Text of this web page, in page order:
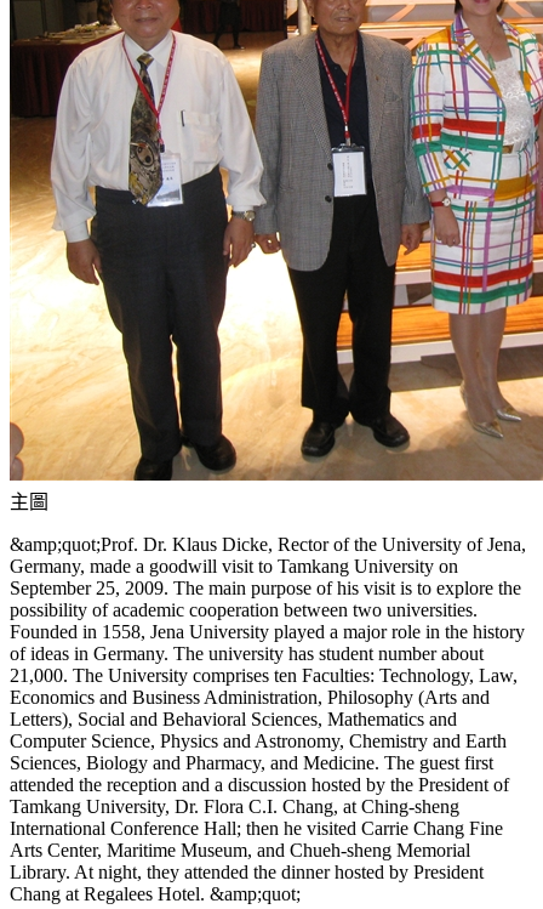
主圖
&amp;quot;Prof. Dr. Klaus Dicke, Rector of the University of Jena,
Germany, made a goodwill visit to Tamkang University on
September 25, 2009. The main purpose of his visit is to explore the
possibility of academic cooperation between two universities.
Founded in 1558, Jena University played a major role in the history
of ideas in Germany. The university has student number about
21,000. The University comprises ten Faculties: Technology, Law,
Economics and Business Administration, Philosophy (Arts and
Letters), Social and Behavioral Sciences, Mathematics and
Computer Science, Physics and Astronomy, Chemistry and Earth
Sciences, Biology and Pharmacy, and Medicine. The guest first
attended the reception and a discussion hosted by the President of
Tamkang University, Dr. Flora C.I. Chang, at Ching-sheng
International Conference Hall; then he visited Carrie Chang Fine
Arts Center, Maritime Museum, and Chueh-sheng Memorial
Library. At night, they attended the dinner hosted by President
Chang at Regalees Hotel. &amp;quot;